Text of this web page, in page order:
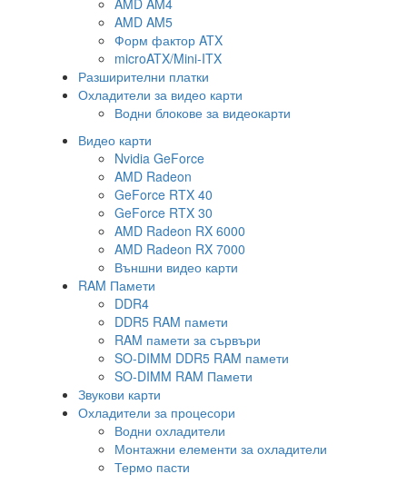
AMD AM4
AMD AM5
Форм фактор ATX
microATX/Mini-ITX
Разширителни платки
Охладители за видео карти
Водни блокове за видеокарти
Видео карти
Nvidia GeForce
AMD Radeon
GeForce RTX 40
GeForce RTX 30
AMD Radeon RX 6000
AMD Radeon RX 7000
Външни видео карти
RAM Памети
DDR4
DDR5 RAM памети
RAM памети за сървъри
SO-DIMM DDR5 RAM памети
SO-DIMM RAM Памети
Звукови карти
Охладители за процесори
Водни охладители
Монтажни елементи за охладители
Термо пасти